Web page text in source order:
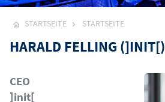
STARTSEITE STARTSEITE
HARALD FELLING (]INIT[)
CEO
]init[